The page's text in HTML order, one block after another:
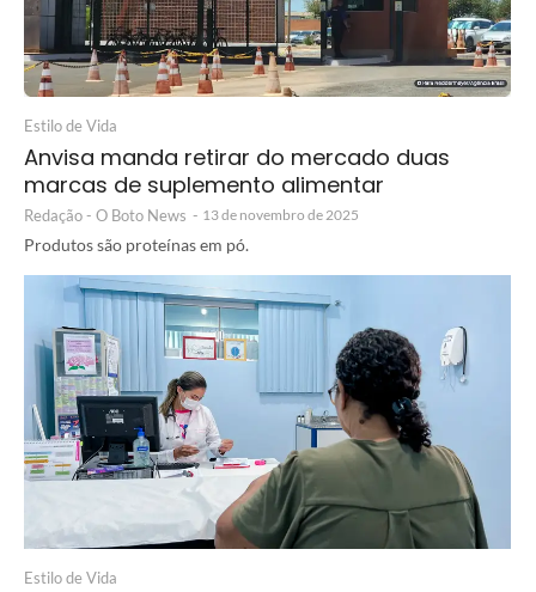
Estilo de Vida
Anvisa manda retirar do mercado duas
marcas de suplemento alimentar
Redação - O Boto News - 13 de novembro de 2025
Produtos são proteínas em pó.
Estilo de Vida